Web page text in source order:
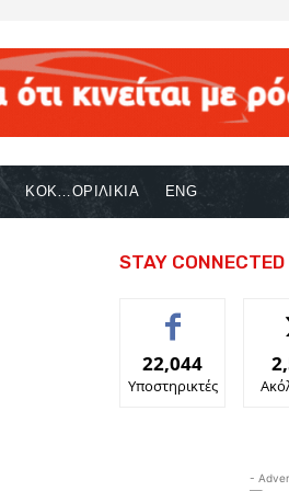
ΚΟΚ…ΟΡΙΛΙΚΙΑ ENG
STAY CONNECTED
22,044
Υποστηρικτές
-